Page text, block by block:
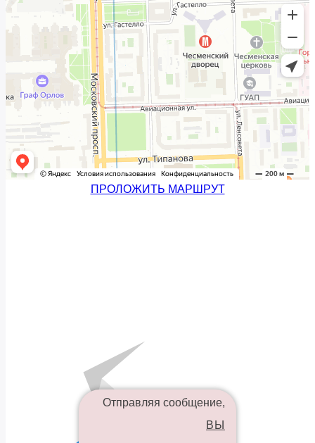
Отправляя сообщение,
ВЫ
ПРОЛОЖИТЬ МАРШРУТ